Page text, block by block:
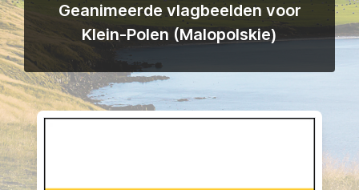
Geanimeerde vlagbeelden voor
Klein-Polen (Malopolskie)